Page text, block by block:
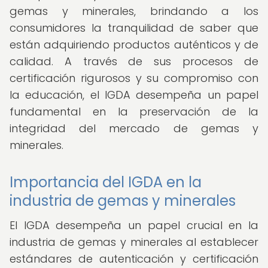
gemas y minerales, brindando a los
consumidores la tranquilidad de saber que
están adquiriendo productos auténticos y de
calidad. A través de sus procesos de
certificación rigurosos y su compromiso con
la educación, el IGDA desempeña un papel
fundamental en la preservación de la
integridad del mercado de gemas y
minerales.
Importancia del IGDA en la
industria de gemas y minerales
El IGDA desempeña un papel crucial en la
industria de gemas y minerales al establecer
estándares de autenticación y certificación